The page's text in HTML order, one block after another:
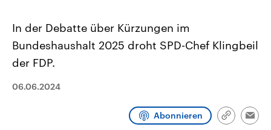
Landtagswahl Sachsen-Anhalt
2026
Sachsen-Anhalt wählt am 6.
Bundesland von einer Koalition aus
den mächtigsten Ländern
mit großem Einfluss auf
aktuelle Weltgeschehen.
In der Debatte über Kürzungen im
Bundeshaushalt 2025 droht SPD-Chef Klingbeil
der FDP.
06.06.2024
Abonnieren
Link